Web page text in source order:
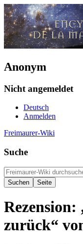
Anonym
Nicht angemeldet
Deutsch
Anmelden
Freimaurer-Wiki
Suche
zurück“